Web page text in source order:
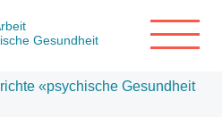
Gesundheit
«psychische Gesundheit